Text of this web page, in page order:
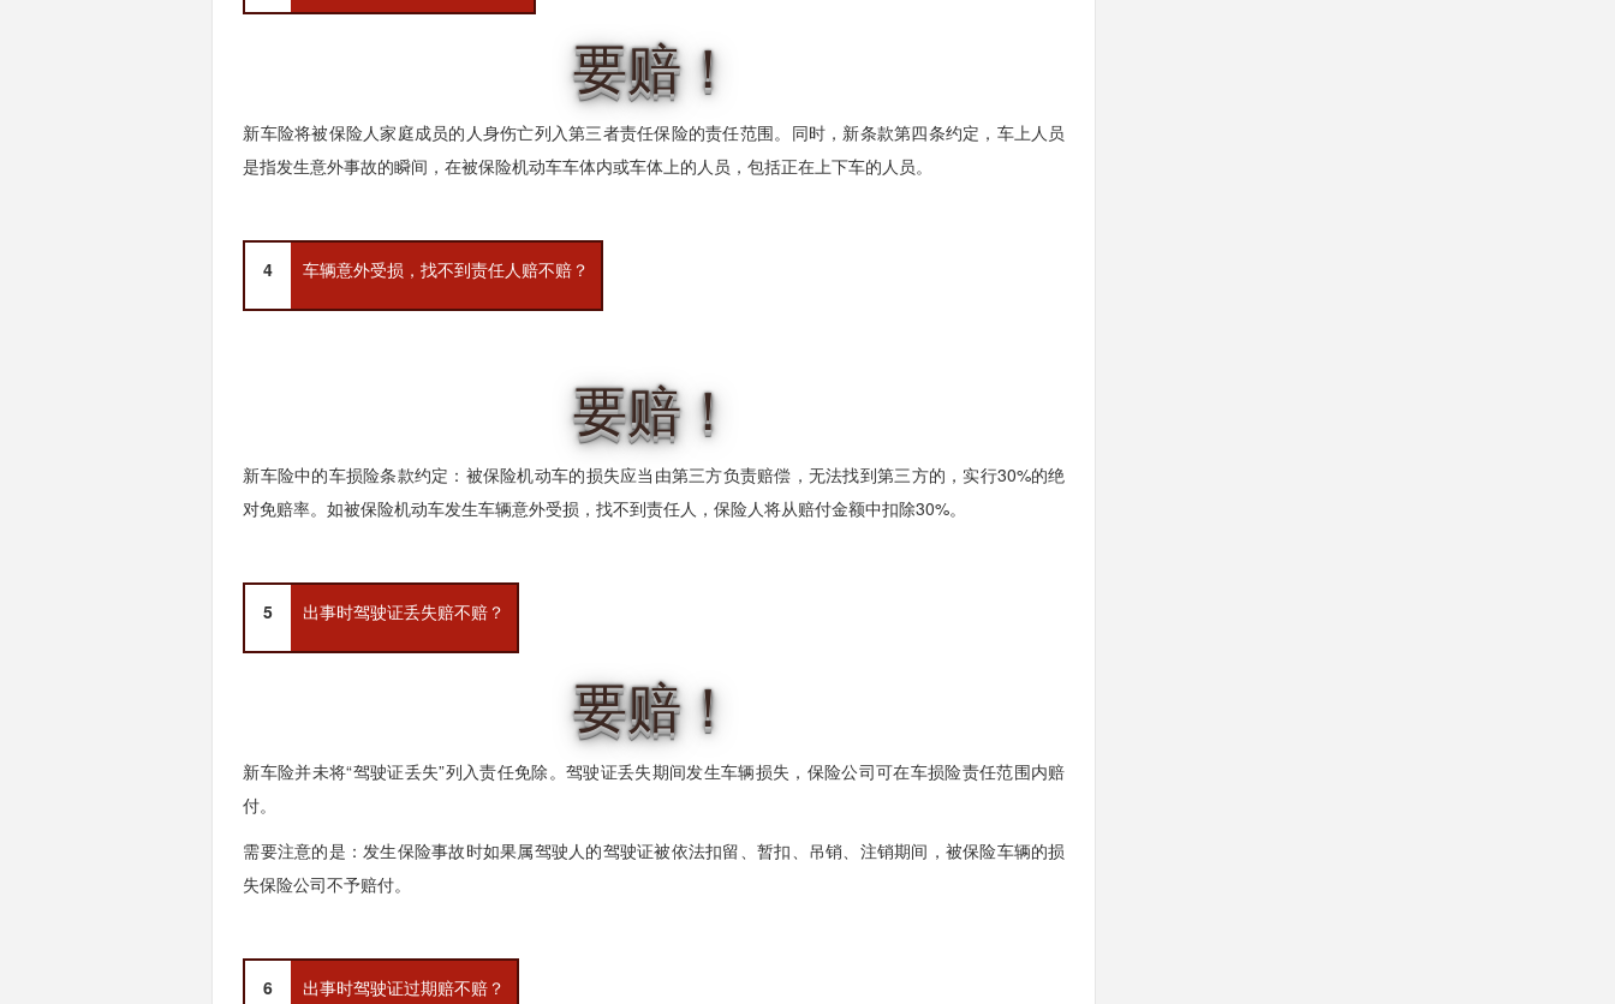
要赔！
新车险将被保险人家庭成员的人身伤亡列入第三者责任保险的责任范围。同时，新条款第四条约定，车上人员
是指发生意外事故的瞬间，在被保险机动车车体内或车体上的人员，包括正在上下车的人员。
4 车辆意外受损，找不到责任人赔不赔？
要赔！
新车险中的车损险条款约定：被保险机动车的损失应当由第三方负责赔偿，无法找到第三方的，实行30%的绝
对免赔率。如被保险机动车发生车辆意外受损，找不到责任人，保险人将从赔付金额中扣除30%。
5 出事时驾驶证丢失赔不赔？
要赔！
新车险并未将“驾驶证丢失”列入责任免除。驾驶证丢失期间发生车辆损失，保险公司可在车损险责任范围内赔
付。
需要注意的是：发生保险事故时如果属驾驶人的驾驶证被依法扣留、暂扣、吊销、注销期间，被保险车辆的损
失保险公司不予赔付。
6 出事时驾驶证过期赔不赔？